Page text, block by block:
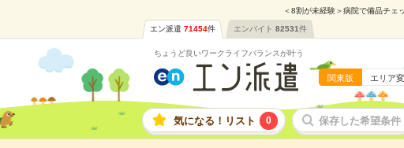
＜8割が未経験＞病院で備品チ
エン派遣 71454件 エンバイト 82531件
ちょうど良いワークライフバランスが叶う
関東版 エリア
気になる！リスト 0 保存した希望条件